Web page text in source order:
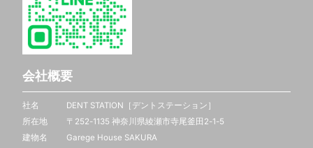
会社概要
社名 DENT STATION［デントステーション］
所在地 〒252-1135 神奈川県綾瀬市寺尾釜田2-1-5
建物名 Garege House SAKURA